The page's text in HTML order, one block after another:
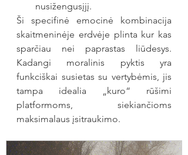
nusižengusįjį.
Ši specifinė emocinė kombinacija
skaitmeninėje erdvėje plinta kur kas
sparčiau nei paprastas liūdesys.
Kadangi moralinis pyktis yra
funkciškai susietas su vertybėmis, jis
tampa idealia „kuro“ rūšimi
platformoms, siekiančioms
maksimalaus įsitraukimo.